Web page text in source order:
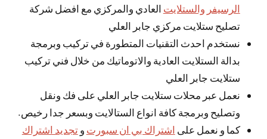
الرسيفر والستلايت العادي والمركزي مع افضل شركة
تصليح ستلايت مركزي جابر العلي
نستخدم احدث التقنيات المتطورة في تركيب وبرمجة
بدالة الستلايت العادية والاتوماتيك من خلال فني تركيب
ستلايت جابر العلي
نعمل عبر محلات ستلايت جابر العلي على فك ونقل
وتصليح وبرمجة كافة انواع الستالايت وبسعر جدا رخيص.
كما و نعمل على اشتراك بي ان سبورت وتجديد اشتراك